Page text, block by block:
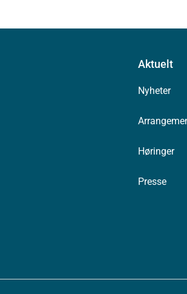
Aktuelt
Nyheter
Høringer
Presse